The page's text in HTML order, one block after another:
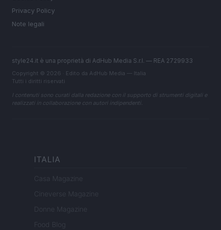
Privacy Policy
Note legali
style24.it è una proprietà di AdHub Media S.r.l. — REA 2729933
Copyright © 2026 · Edito da AdHub Media — Italia
Tutti i diritti riservati
I contenuti sono curati dalla redazione con il supporto di strumenti digitali e
realizzati in collaborazione con autori indipendenti.
ITALIA
Casa Magazine
Cineverse Magazine
Donne Magazine
Food Blog